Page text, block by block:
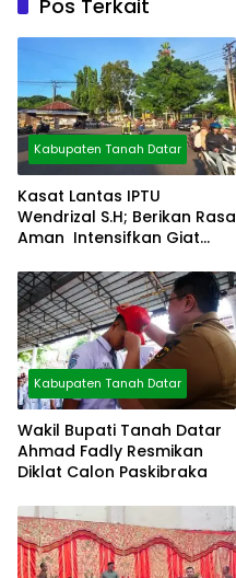
Pos Terkait
Kabupaten Tanah Datar
Kasat Lantas IPTU
Wendrizal S.H; Berikan Rasa
Aman Intensifkan Giat
Kabupaten Tanah Datar
Wakil Bupati Tanah Datar
Ahmad Fadly Resmikan
Diklat Calon Paskibraka